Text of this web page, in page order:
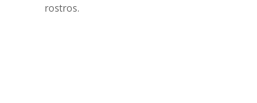
rostros.